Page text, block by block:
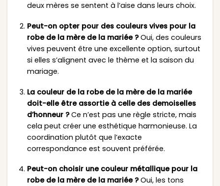
deux mères se sentent à l’aise dans leurs choix.
Peut-on opter pour des couleurs vives pour la
robe de la mère de la mariée ?Oui, des couleurs
vives peuvent être une excellente option, surtout
si elles s’alignent avec le thème et la saison du
mariage.
La couleur de la robe de la mère de la mariée
doit-elle être assortie à celle des demoiselles
d’honneur ?Ce n’est pas une règle stricte, mais
cela peut créer une esthétique harmonieuse. La
coordination plutôt que l’exacte
correspondance est souvent préférée.
Peut-on choisir une couleur métallique pour la
robe de la mère de la mariée ?Oui, les tons